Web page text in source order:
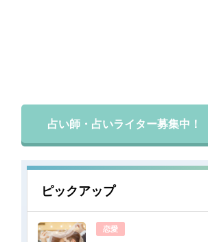
占い師・占いライター募集中！
ピックアップ
恋愛